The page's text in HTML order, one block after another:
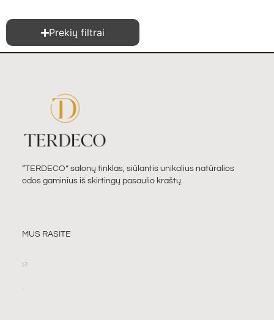
Prekių filtrai
“TERDECO” salonų tinklas, siūlantis unikalius natūralios
odos gaminius iš skirtingų pasaulio kraštų.
MUS RASITE
P
.